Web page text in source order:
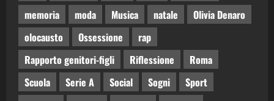
memoria
moda Musica natale
Olivia Denaro
olocausto
Ossessione
rap
Rapporto genitori-figli
Riflessione
Roma
Scuola
Serie A Social Sogni
Sport